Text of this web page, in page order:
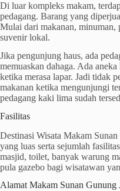
Di luar kompleks makam,
pedagang. Barang yang
Mulai dari makanan, minuman,
suvenir lokal.
Jika pengunjung haus, ada
memuaskan dahaga. Ada
ketika merasa lapar. Jadi tidak
makanan ketika mengunjungi
pedagang kaki lima sudah
Fasilitas
Destinasi Wisata Makam
yang luas serta sejumlah
masjid, toilet, banyak warung
pula gazebo bagi wisatawan
Alamat Makam Sunan Gunung